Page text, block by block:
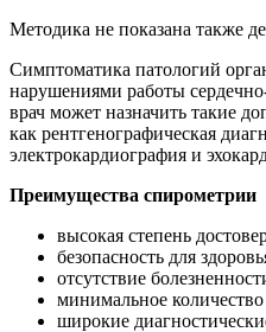
Методика не показана также
Симптоматика патологий
нарушениями работы
врач может назначить такие
как рентгенографическая
электрокардиография и
Преимущества спирометрии
высокая степень
безопасность для
отсутствие
минимальное
широкие